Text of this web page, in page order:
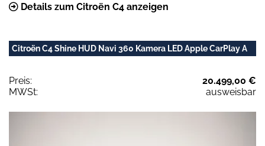
Details zum Citroën C4 anzeigen
Citroën C4 Shine HUD Navi 360 Kamera LED Apple CarPlay A
Preis:
20.499,00 €
MWSt:
ausweisbar